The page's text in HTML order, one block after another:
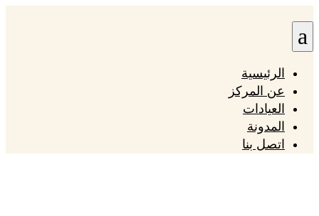
a
الرئيسية
عن المركز
العيادات
المدونة
اتصل بنا